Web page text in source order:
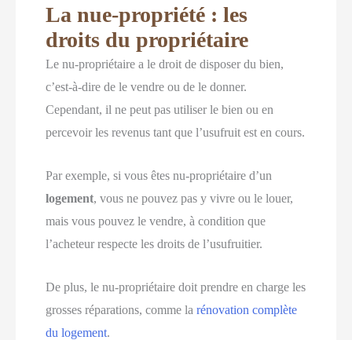
La nue-propriété : les
droits du propriétaire
Le nu-propriétaire a le droit de disposer du bien,
c’est-à-dire de le vendre ou de le donner.
Cependant, il ne peut pas utiliser le bien ou en
percevoir les revenus tant que l’usufruit est en cours.
Par exemple, si vous êtes nu-propriétaire d’un
logement, vous ne pouvez pas y vivre ou le louer,
mais vous pouvez le vendre, à condition que
l’acheteur respecte les droits de l’usufruitier.
De plus, le nu-propriétaire doit prendre en charge les
grosses réparations, comme larénovation complète
du logement.